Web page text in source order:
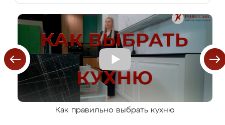
Как правильно выбрать кухню